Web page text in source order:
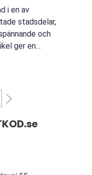
i en av
stadsdelar,
och
ger en
se